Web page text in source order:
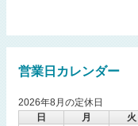
営業日カレンダー
2026年8月の定休日
日
月 火